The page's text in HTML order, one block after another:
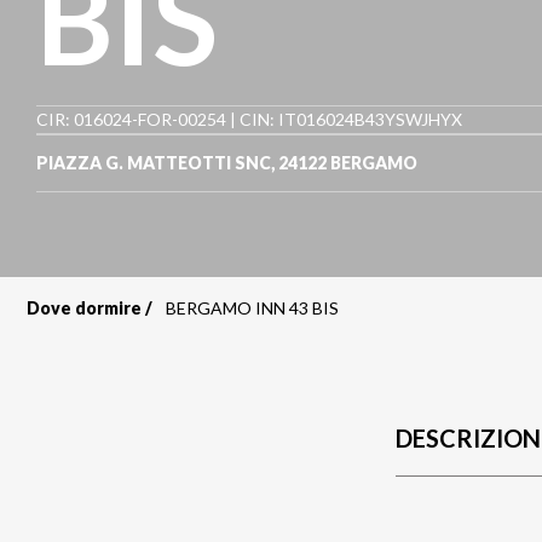
CIR: 016024-FOR-00254 | CIN: IT016024B43YSWJHYX
PIAZZA G. MATTEOTTI SNC, 24122 BERGAMO
Dove dormire BERGAMO INN 43 BIS